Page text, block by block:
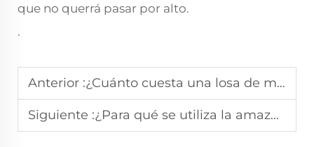
que no querrá pasar por alto.
.
Anterior :¿Cuánto cuesta una losa de mármol?
Siguiente :¿Para qué se utiliza la amazonita?